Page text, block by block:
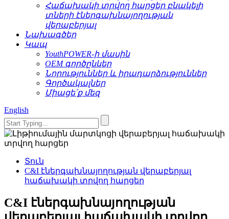
Հաճախակի տրվող հարցեր բնակելի
տների էներգախնայողության
վերաբերյալ
Նախագծեր
Կապ
YouthPOWER-ի մասին
OEM գործընկեր
Նորություններ և իրադարձություններ
Գործակալներ
Միացե՛ք մեզ
English
Տուն
C&I էներգախնայողության վերաբերյալ
հաճախակի տրվող հարցեր
C&I էներգախնայողության